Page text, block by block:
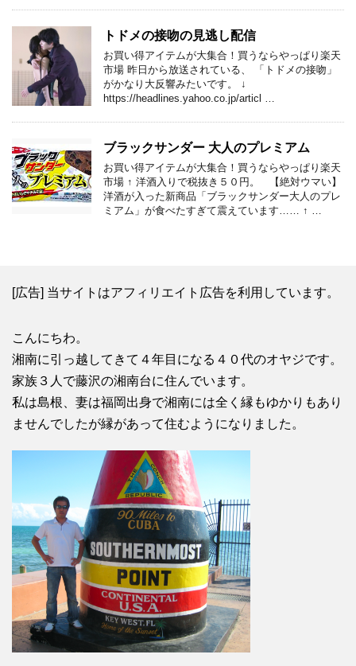
トドメの接吻の見逃し配信
お買い得アイテムが大集合！買うならやっぱり楽天
市場 昨日から放送されている、 「トドメの接吻」
がかなり大反響みたいです。 ↓
https://headlines.yahoo.co.jp/articl …
ブラックサンダー 大人のプレミアム
お買い得アイテムが大集合！買うならやっぱり楽天
市場 ↑ 洋酒入りで税抜き５０円。 【絶対ウマい】
洋酒が入った新商品「ブラックサンダー大人のプレ
ミアム」が食べたすぎて震えています…… ↑ …
[広告] 当サイトはアフィリエイト広告を利用しています。
こんにちわ。
湘南に引っ越してきて４年目になる４０代のオヤジです。
家族３人で藤沢の湘南台に住んでいます。
私は島根、妻は福岡出身で湘南には全く縁もゆかりもあり
ませんでしたが縁があって住むようになりました。